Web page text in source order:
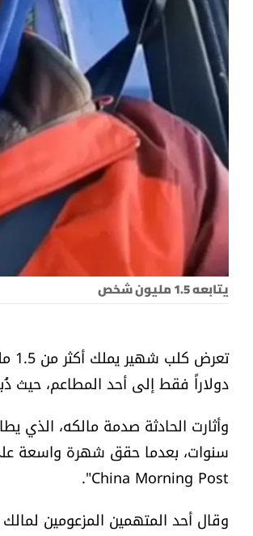
يتابعه 1.5 مليون شخص
دولاراً فقط إلى أحد المطاعم، حيث
China Morning Post".
وقال أحد المتهمين المزعومين